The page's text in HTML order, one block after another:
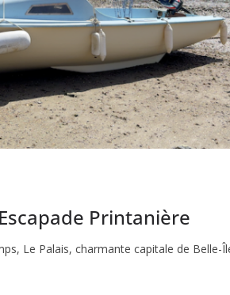
Printanière
Le Palais, charmante capitale de Belle-